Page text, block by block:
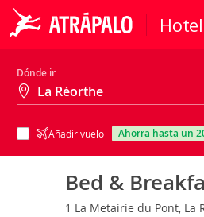
Dónde ir
Añadir vuelo ahorra hasta un
Bed &
1 La Metairie du Pont, La